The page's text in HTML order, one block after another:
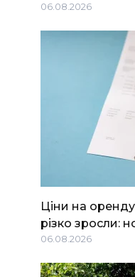
06.08.2026
Ціни на
різко зросли:
06.08.2026